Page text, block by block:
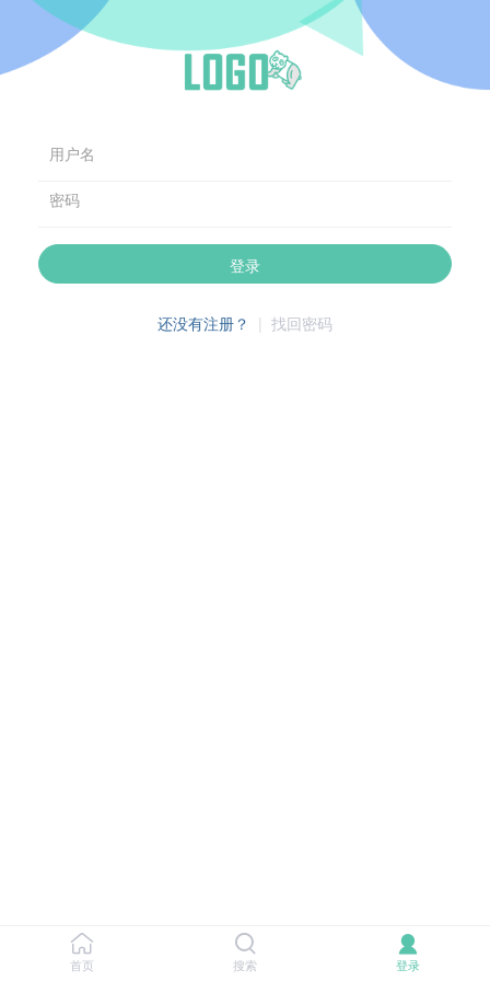
用户名
密码
登录
还没有注册？ | 找回密码
首页 搜索 登录